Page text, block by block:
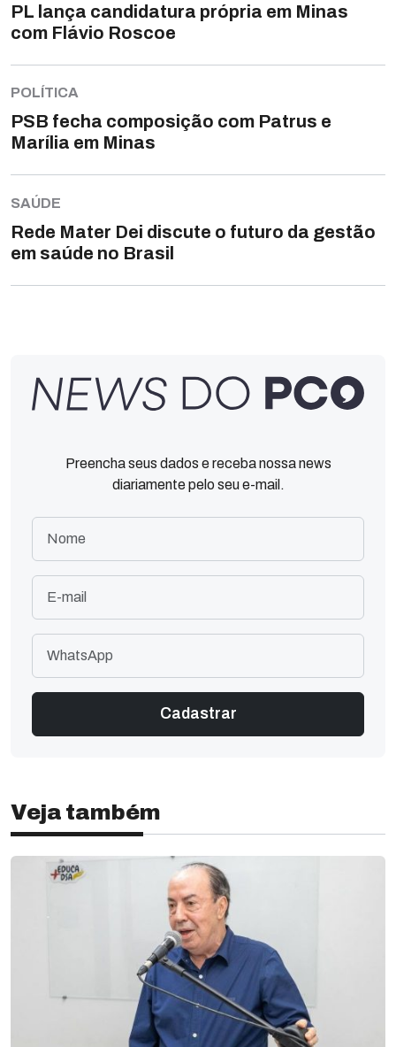
PL lança candidatura própria em Minas
com Flávio Roscoe
POLÍTICA
PSB fecha composição com Patrus e
Marília em Minas
SAÚDE
Rede Mater Dei discute o futuro da gestão
em saúde no Brasil
Preencha seus dados e receba nossa news
diariamente pelo seu e-mail.
Veja também